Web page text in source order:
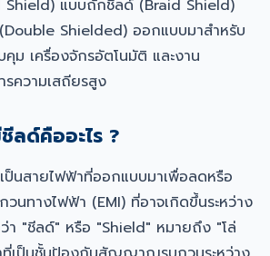
แบบถักชีลด์ (Braid Shield)
Shielded) ออกแบบมาสำหรับ
คุม เครื่องจักรอัตโนมัติ และงาน
ความเสถียรสูง
ลด์คืออะไร ?
ป็นสายไฟฟ้าที่ออกแบบมาเพื่อลดหรือ
ทางไฟฟ้า (EMI) ที่อาจเกิดขึ้นระหว่าง
"ชีลด์" หรือ "Shield" หมายถึง "โล่